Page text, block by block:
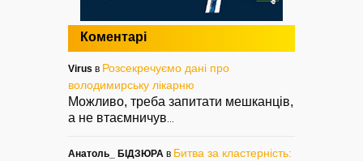
Коментарі
Virus в Розсекречуємо дані про
володимирську лікарню
Можливо, треба запитати мешканців,
а не втаємничув
Анатоль_ БІДЗЮРА в Битва за кластерність: